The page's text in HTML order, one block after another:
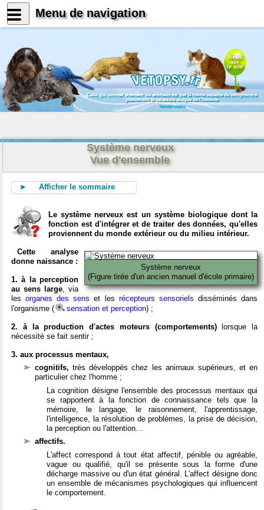
News
sur
le site
Celui qui connait vraiment les animaux est par là même capable de comprendre
pleinement le caractère unique de l'homme
Konrad Lorenz
Système nerveux
Vue d'ensemble
► Afficher le sommaire
Le système nerveux est un système biologique dont la
fonction est d'intégrer et de traiter des données, qu'elles
proviennent du monde extérieur ou du milieu intérieur.
Système nerveux
(Figure tirée d'un ancien manuel d'école primaire)
Cette analyse
donne naissance :
1. à la perception
au sens large, via
lesorganes des sens et les récepteurs sensoriels disséminés dans
l'organisme (
sensation et perception) ;
2. à la production d'actes moteurs (comportements)lorsque la
nécessité se fait sentir ;
3. aux processus mentaux,
cognitifs,très développés chez les animaux supérieurs, et en
particulier chez l'homme ;
La cognition désigne l'ensemble des processus mentaux qui
se rapportent à la fonction de connaissance tels que la
mémoire, le langage, le raisonnement, l'apprentissage,
l'intelligence, la résolution de problèmes, la prise de décision,
la perception ou l'attention…
affectifs.
L'affect correspond à tout état affectif, pénible ou agréable,
vague ou qualifié, qu'il se présente sous la forme d'une
décharge massive ou d'un état général. L'affect désigne donc
un ensemble de mécanismes psychologiques qui influencent
le comportement.
Menu de navigation